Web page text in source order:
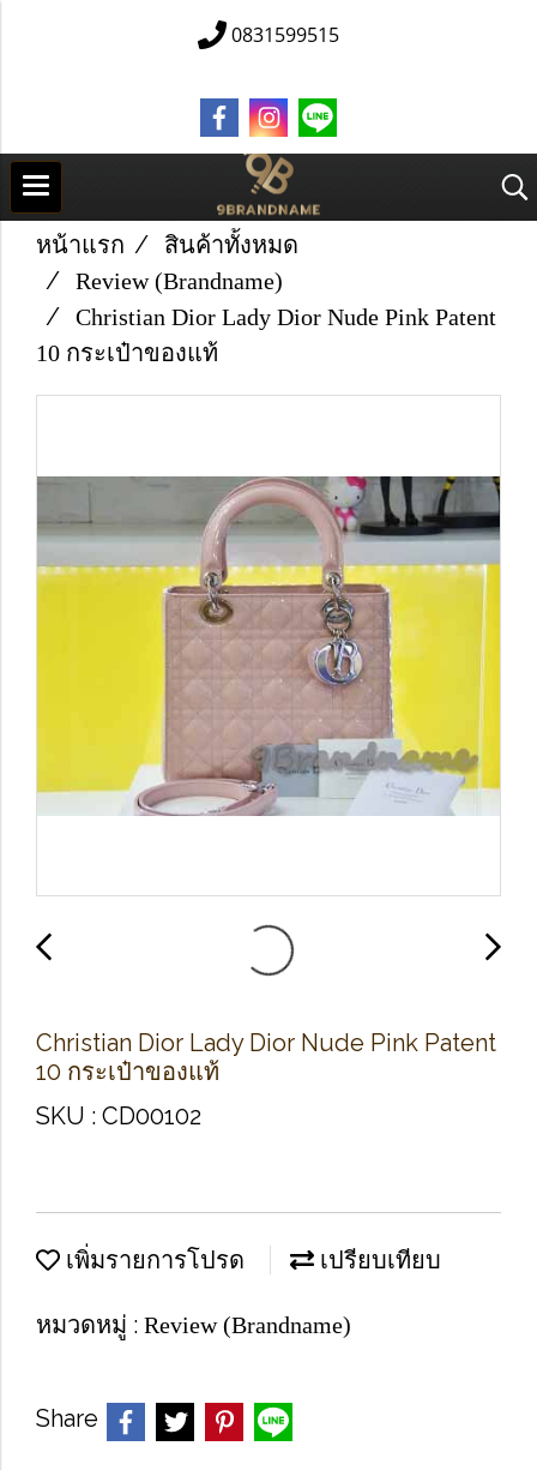
0831599515
หน้าแรก
สินค้าทั้งหมด
Review (Brandname)
Christian Dior Lady Dior Nude Pink Patent
10 กระเป๋าของแท้
Christian Dior Lady Dior Nude Pink Patent
10 กระเป๋าของแท้
SKU : CD00102
เพิ่มรายการโปรด เปรียบเทียบ
หมวดหมู่ : Review (Brandname)
Share